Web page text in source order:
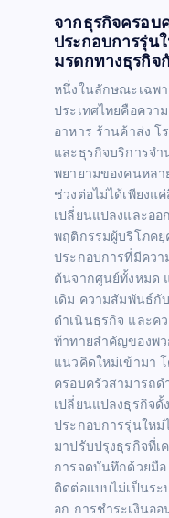
จากธุรกิจครอบ
ประกอบการรุ่น
มรดกทางธุรกิจ
หนึ่งในลักษณะเฉพ
ประเทศไทยคือควา
อาหาร ร้านค้าส่ง โ
และธุรกิจบริการจ
พยายามของคนหล
ช่วงต่อไม่ได้เพียงแ
เปลี่ยนแปลงและออ
พฤติกรรมผู้บริโภค
ประกอบการที่มีควา
ต้นจากศูนย์ทั้งหมด
เดิม ความสัมพันธ์กั
ดำเนินธุรกิจ และค
ท้าทายสำคัญของพว
แนวคิดใหม่เข้ามา
ครอบครัวสามารถด
เปลี่ยนแปลงธุรกิจดั้
ประกอบการรุ่นใหม่
มาปรับปรุงธุรกิจที่เ
การจดบันทึกด้วยมือ
ติดต่อแบบไม่เป็นระ
อก การชำระเงินอ